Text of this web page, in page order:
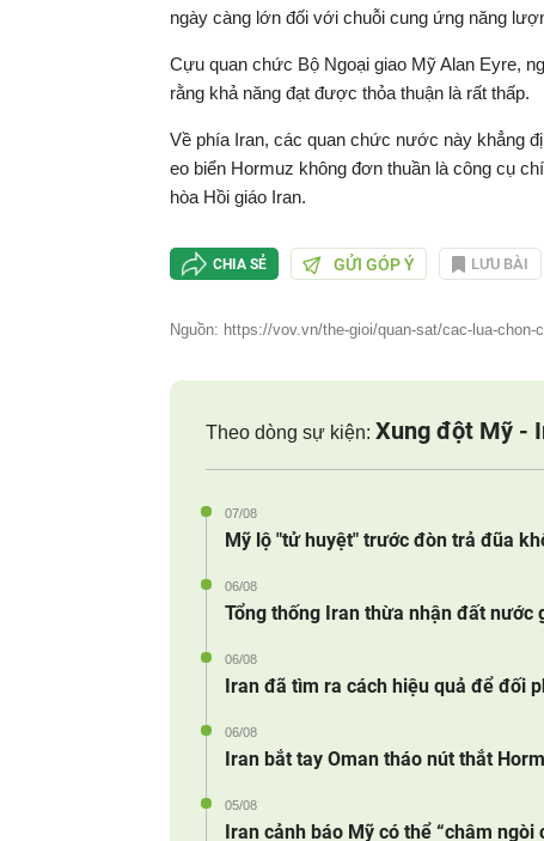
ngày càng lớn đối với chuỗi cung ứng năng
Cựu quan chức Bộ Ngoại giao Mỹ Alan Eyre,
rằng khả năng đạt được thỏa thuận là rất thấp.
Về phía Iran, các quan chức nước này khẳng
eo biển Hormuz không đơn thuần là công cụ
hòa Hồi giáo Iran.
CHIA SẺ GỬI GÓP Ý LƯU BÀI
Nguồn: https://vov.vn/the-gioi/quan-sat/cac-lua-chon-
Theo dòng sự kiện: Xung đột Mỹ -
07/08
Mỹ lộ "tử huyệt" trước đòn trả đũa
06/08
Tổng thống Iran thừa nhận đất nước
06/08
Iran đã tìm ra cách hiệu quả để đối
06/08
Iran bắt tay Oman tháo nút thắt
05/08
Iran cảnh báo Mỹ có thể “châm ngòi